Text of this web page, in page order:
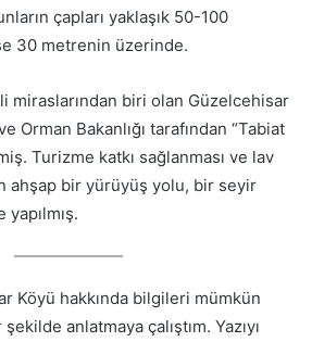
çapları yaklaşık 50-100
30 metrenin üzerinde.
miraslarından biri olan Güzelcehisar
Orman Bakanlığı tarafından “Tabiat
Turizme katkı sağlanması ve lav
ahşap bir yürüyüş yolu, bir seyir
Köyü hakkında bilgileri mümkün
anlatmaya çalıştım. Yazıyı